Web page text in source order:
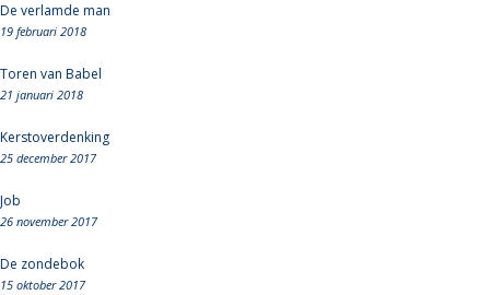
De verlamde man
19 februari 2018
Toren van Babel
21 januari 2018
Kerstoverdenking
25 december 2017
Job
26 november 2017
De zondebok
15 oktober 2017